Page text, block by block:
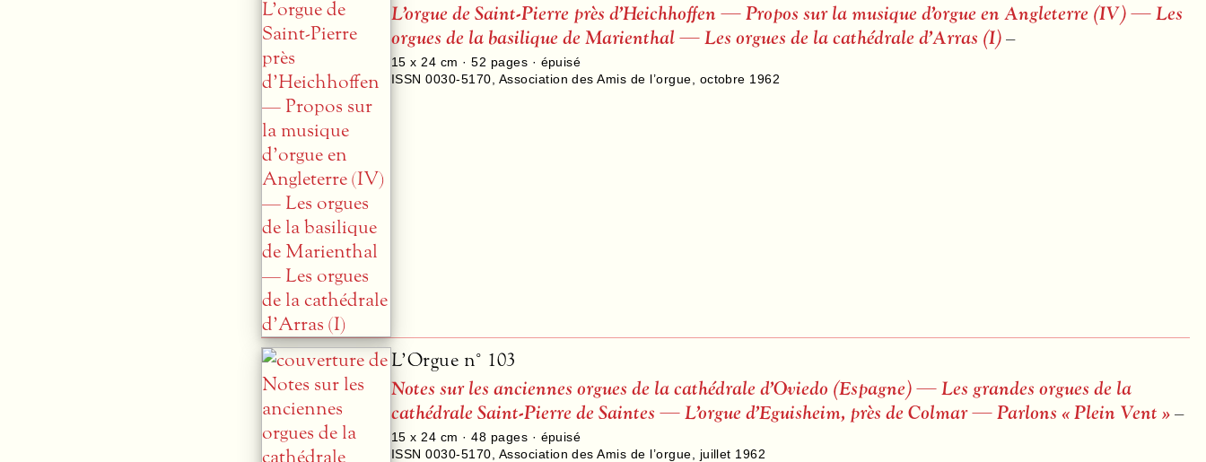
L’orgue de Saint-Pierre près d’Heichhoffen — Propos sur la musique d’orgue en Angleterre (IV) — Les
orgues de la basilique de Marienthal — Les orgues de la cathédrale d’Arras (I)–
15 x 24 cm ·52 pages · épuisé
ISSN 0030-5170 Association des Amis de l’orgue octobre 1962
L’Orgue n° 103
Notes sur les anciennes orgues de la cathédrale d’Oviedo (Espagne) — Les grandes orgues de la
cathédrale Saint-Pierre de Saintes — L’orgue d’Eguisheim, près de Colmar — Parlons « Plein Vent »–
15 x 24 cm ·48 pages · épuisé
ISSN 0030-5170 Association des Amis de l’orgue juillet 1962